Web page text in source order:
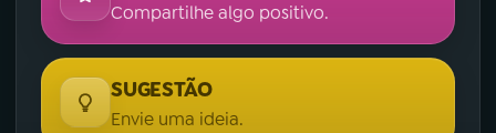
Compartilhe algo positivo.
SUGESTÃO
Envie uma ideia.